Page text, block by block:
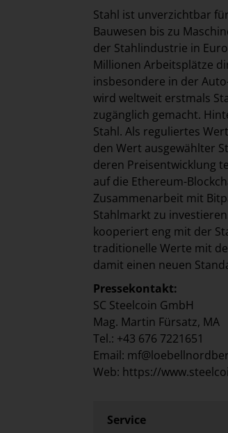
Stahl ist unverzichtbar
Bauwesen bis zu
der Stahlindustrie in
Millionen Arbeitsplätze
insbesondere in der
wird weltweit erstmals
zugänglich gemacht.
Stahl. Als reguliertes
den Wert ausgewählter
deren Preisentwicklung
auf die Ethereum-
Zusammenarbeit mit
Stahlmarkt zu
kooperiert eng mit der
traditionelle Werte mit
damit einen neuen
Pressekontakt:
SC Steelcoin GmbH
Mag. Martin Fürsatz, MA
Tel.: +43 676 7221651
Email:
Web: https://
Service